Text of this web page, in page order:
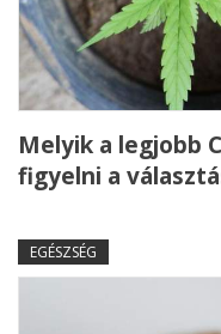
Melyik a legjobb
figyelni a
EGÉSZSÉG